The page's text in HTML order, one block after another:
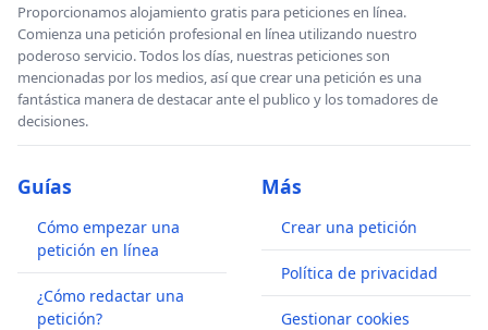
Proporcionamos alojamiento gratis para peticiones en línea.
Comienza una petición profesional en línea utilizando nuestro
poderoso servicio. Todos los días, nuestras peticiones son
mencionadas por los medios, así que crear una petición es una
fantástica manera de destacar ante el publico y los tomadores de
decisiones.
Guías
Cómo empezar una
petición en línea
¿Cómo redactar una
petición?
Más
Crear una petición
Política de privacidad
Gestionar cookies